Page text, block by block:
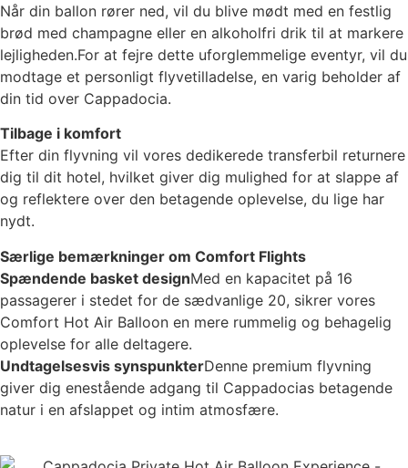
Når din ballon rører ned, vil du blive mødt med en festlig
brød med champagne eller en alkoholfri drik til at markere
lejligheden.For at fejre dette uforglemmelige eventyr, vil du
modtage et personligt flyvetilladelse, en varig beholder af
din tid over Cappadocia.
Tilbage i komfort
Efter din flyvning vil vores dedikerede transferbil returnere
dig til dit hotel, hvilket giver dig mulighed for at slappe af
og reflektere over den betagende oplevelse, du lige har
nydt.
Særlige bemærkninger om Comfort Flights
Spændende basket designMed en kapacitet på 16
passagerer i stedet for de sædvanlige 20, sikrer vores
Comfort Hot Air Balloon en mere rummelig og behagelig
oplevelse for alle deltagere.
Undtagelsesvis synspunkterDenne premium flyvning
giver dig enestående adgang til Cappadocias betagende
natur i en afslappet og intim atmosfære.